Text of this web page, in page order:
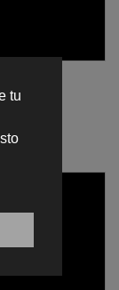
tu
-